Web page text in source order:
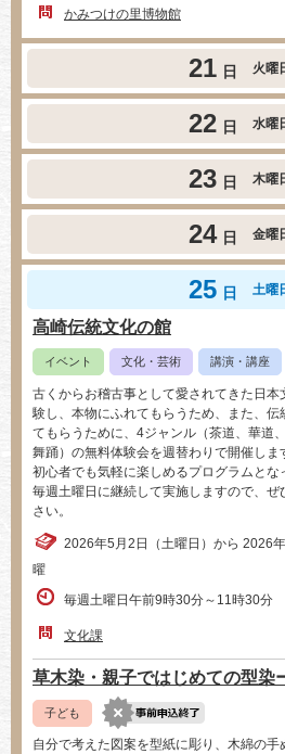
かみつけの里博物館
21 日 火曜
22 日 水曜
23 日 木曜
24 日 金曜
25 日 土曜
高崎伝統文化の館
イベント 文化・芸術 講演・講座
古くからお稽古事として愛されてきた日
験し、本物にふれてもらうため、また、
てもらうために、4ジャンル（茶道、華道
舞踊）の無料体験会を週替わりで開催しま
初心者でも気軽に楽しめるプログラムとな
毎週土曜日に継続して実施しますので、
さい。
2026年5月2日（土曜日）から 2026
曜
毎週土曜日午前9時30分～11時30分
文化課
草木染・親子ではじめての型染
子ども
自分で考えた図案を型紙に彫り、木綿の